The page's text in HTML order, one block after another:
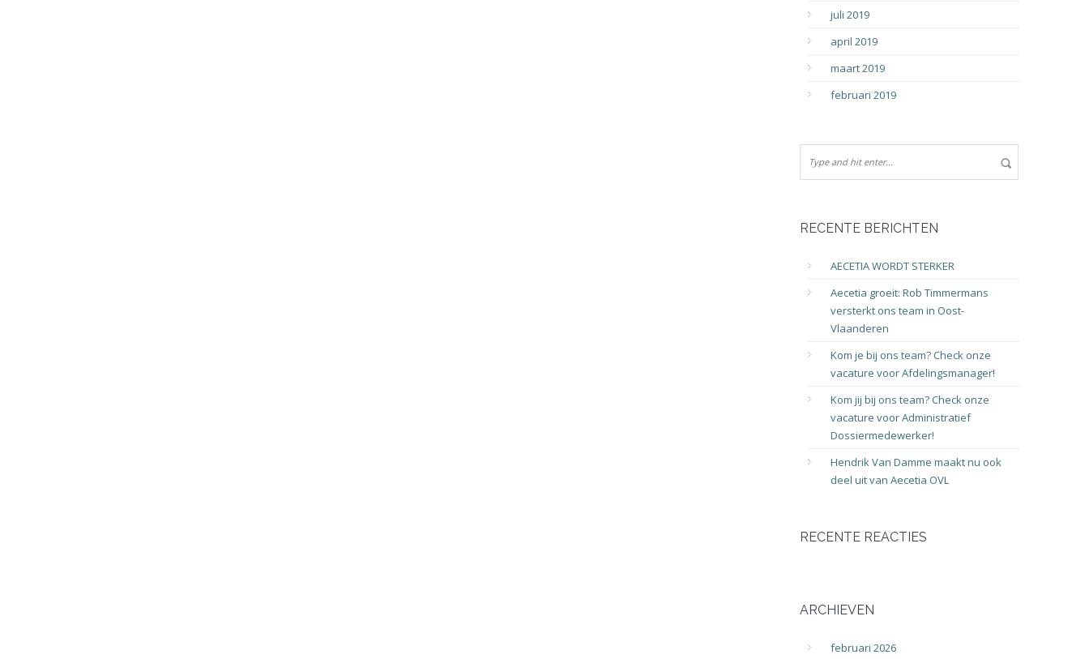
juli 2019
april 2019
maart 2019
februari 2019
RECENTE BERICHTEN
AECETIA WORDT STERKER
Aecetia groeit: Rob Timmermans
versterkt ons team in Oost-
Vlaanderen
Kom je bij ons team? Check onze
vacature voor Afdelingsmanager!
Kom jij bij ons team? Check onze
vacature voor Administratief
Dossiermedewerker!
Hendrik Van Damme maakt nu ook
deel uit van Aecetia OVL
RECENTE REACTIES
ARCHIEVEN
februari 2026